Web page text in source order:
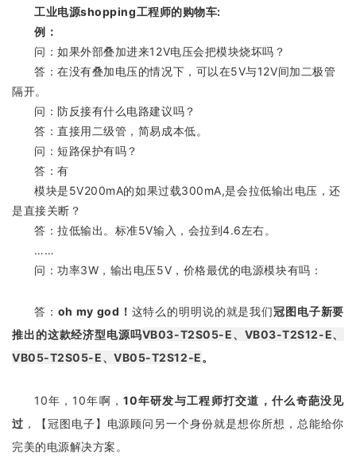
工业电源shopping工程师的购物车:
例：
问：如果外部叠加进来12V电压会把模块烧坏吗？
答：在没有叠加电压的情况下，可以在5V与12V间加二极管
隔开。
问：防反接有什么电路建议吗？
答：直接用二级管，简易成本低。
问：短路保护有吗？
答：有
模块是5V200mA的如果过载300mA,是会拉低输出电压，还
是直接关断？
答：拉低输出。标准5V输入，会拉到4.6左右。
……
问：功率3W，输出电压5V，价格最优的电源模块有吗：
答： oh my god！ 这特么的明明说的就是我们冠图电子新要
推出的这款经济型电源吗VB03-T2S05-E、VB03-T2S12-E、
VB05-T2S05-E、VB05-T2S12-E。
10年，10年啊，10年研发与工程师打交道，什么奇葩没见
过 ，【冠图电子】电源顾问另一个身份就是想你所想，总能给你
完美的电源解决方案。